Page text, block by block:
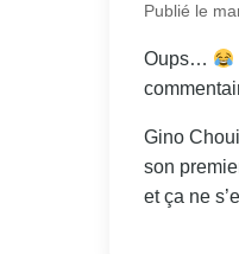
Publié le
Oups…
Gino
son
et ça ne